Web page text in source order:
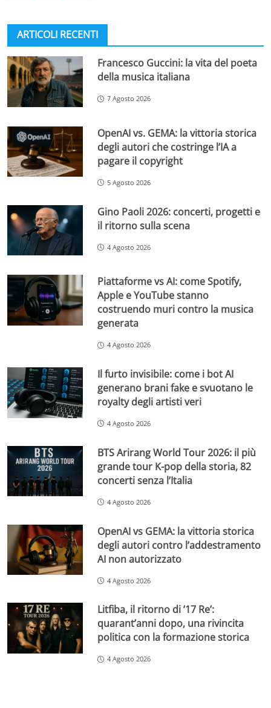
ARTICOLI RECENTI
Francesco Guccini: la vita del poeta
della musica italiana
7 Agosto 2026
OpenAI vs. GEMA: la vittoria storica
degli autori che costringe l’IA a
pagare il copyright
5 Agosto 2026
Gino Paoli 2026: concerti, progetti e
il ritorno sulla scena
4 Agosto 2026
Piattaforme vs AI: come Spotify,
Apple e YouTube stanno
costruendo muri contro la musica
generata
4 Agosto 2026
Il furto invisibile: come i bot AI
generano brani fake e svuotano le
royalty degli artisti veri
4 Agosto 2026
BTS Arirang World Tour 2026: il più
grande tour K-pop della storia, 82
concerti senza l’Italia
4 Agosto 2026
OpenAI vs GEMA: la vittoria storica
degli autori contro l’addestramento
AI non autorizzato
4 Agosto 2026
Litfiba, il ritorno di ’17 Re’:
quarant’anni dopo, una rivincita
politica con la formazione storica
4 Agosto 2026